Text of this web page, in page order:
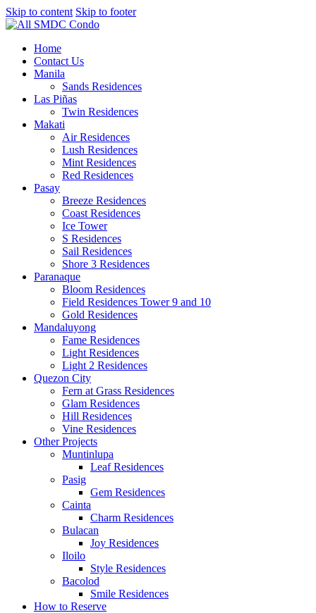
Skip to content Skip to footer
Home
Contact Us
Manila
Sands Residences
Las Piñas
Twin Residences
Makati
Air Residences
Lush Residences
Mint Residences
Red Residences
Pasay
Breeze Residences
Coast Residences
Ice Tower
S Residences
Sail Residences
Shore 3 Residences
Paranaque
Bloom Residences
Field Residences Tower 9 and 10
Gold Residences
Mandaluyong
Fame Residences
Light Residences
Light 2 Residences
Quezon City
Fern at Grass Residences
Glam Residences
Hill Residences
Vine Residences
Other Projects
Muntinlupa
Leaf Residences
Pasig
Gem Residences
Cainta
Charm Residences
Bulacan
Joy Residences
Iloilo
Style Residences
Bacolod
Smile Residences
How to Reserve